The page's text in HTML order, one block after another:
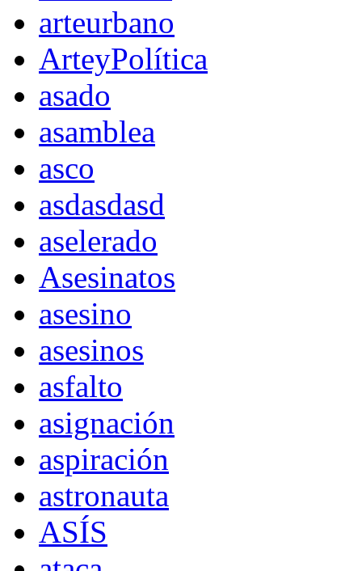
arteurbano
ArteyPolítica
asado
asamblea
asco
asdasdasd
aselerado
Asesinatos
asesino
asesinos
asfalto
asignación
aspiración
astronauta
ASÍS